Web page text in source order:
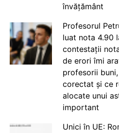
învățământ
Profesorul
luat nota 4.90
contestații
de erori îmi
profesorii
corectat și ce
alocate unui
important
Unici în UE: